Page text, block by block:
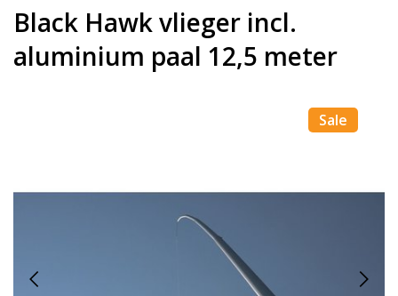
Black Hawk vlieger incl.
aluminium paal 12,5 meter
Sale